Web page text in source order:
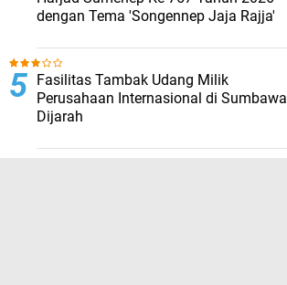
dengan Tema 'Songennep Jaja Rajja'
Fasilitas Tambak Udang Milik
Perusahaan Internasional di Sumbawa
Dijarah